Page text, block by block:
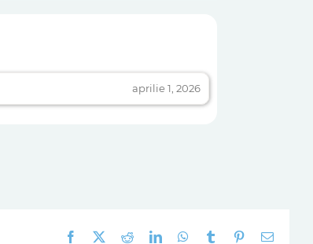
aprilie 1, 2026
Facebook RedditLinkedInWhatsApp
Tumblr Pinterest
E-